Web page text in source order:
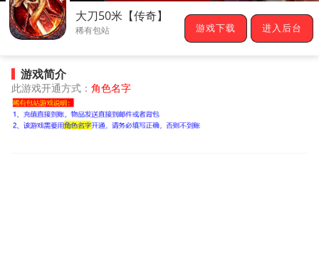
大刀50米【传奇】
稀有包站 游戏下载 进入后台
游戏简介
此游戏开通方式： 角色名字